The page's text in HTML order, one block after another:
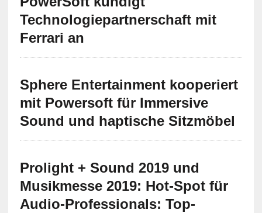
Technologiepartnerschaft mit
Ferrari an
Sphere Entertainment kooperiert
mit Powersoft für Immersive
Sound und haptische Sitzmöbel
Prolight + Sound 2019 und
Musikmesse 2019: Hot-Spot für
Audio-Professionals: Top-